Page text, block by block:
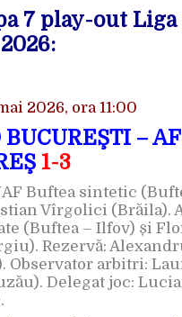
7 play-out Liga
2026, ora 11:00
–
1-3
Buftea sintetic
Vîrgolici (Brăila).
(Buftea – Ilfov) și
Rezervă:
Observator arbitri:
Delegat joc: